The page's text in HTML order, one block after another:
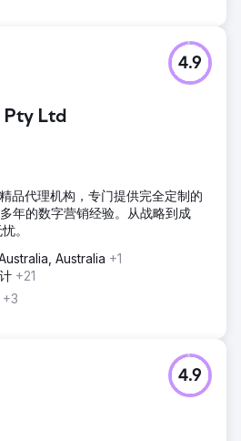
Pty Ltd
4.9
品代理机构，专门提供完全定制的
年的数字营销经验。从战略到成
。
Australia +1
+21
+3
4.9